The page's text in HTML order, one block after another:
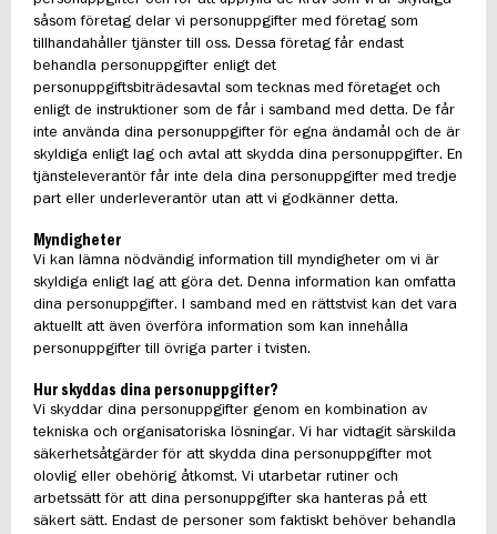
såsom företag delar vi personuppgifter med företag som
tillhandahåller tjänster till oss. Dessa företag får endast
behandla personuppgifter enligt det
personuppgiftsbiträdesavtal som tecknas med företaget och
enligt de instruktioner som de får i samband med detta. De får
inte använda dina personuppgifter för egna ändamål och de är
skyldiga enligt lag och avtal att skydda dina personuppgifter. En
tjänsteleverantör får inte dela dina personuppgifter med tredje
part eller underleverantör utan att vi godkänner detta.
Myndigheter
Vi kan lämna nödvändig information till myndigheter om vi är
skyldiga enligt lag att göra det. Denna information kan omfatta
dina personuppgifter. I samband med en rättstvist kan det vara
aktuellt att även överföra information som kan innehålla
personuppgifter till övriga parter i tvisten.
Hur skyddas dina personuppgifter?
Vi skyddar dina personuppgifter genom en kombination av
tekniska och organisatoriska lösningar. Vi har vidtagit särskilda
säkerhetsåtgärder för att skydda dina personuppgifter mot
olovlig eller obehörig åtkomst. Vi utarbetar rutiner och
arbetssätt för att dina personuppgifter ska hanteras på ett
säkert sätt. Endast de personer som faktiskt behöver behandla